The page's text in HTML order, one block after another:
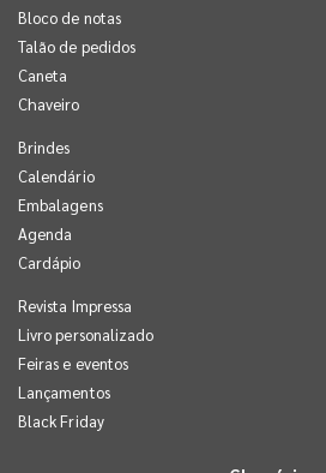
Bloco de notas
Talão de pedidos
Caneta
Chaveiro
Brindes
Calendário
Embalagens
Agenda
Cardápio
Revista Impressa
Livro personalizado
Feiras e eventos
Lançamentos
Black Friday